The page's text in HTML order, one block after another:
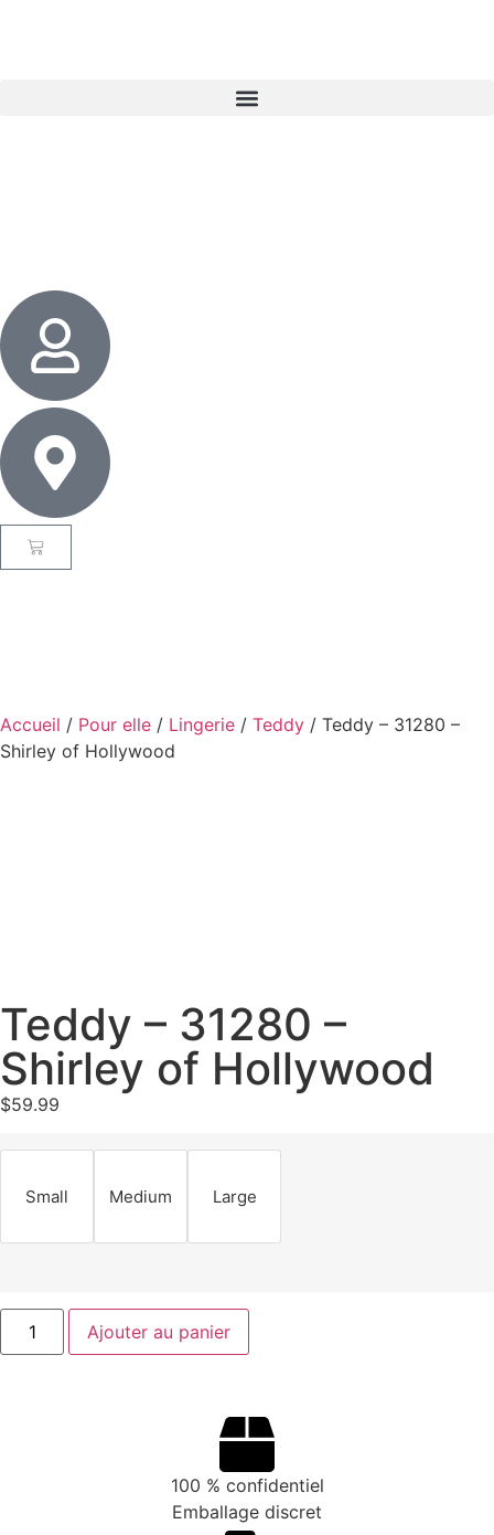
Accueil / Pour elle / Lingerie / Teddy / Teddy – 31280 –
Shirley of Hollywood
Teddy – 31280 –
Shirley of Hollywood
$59.99
Small Medium Large
Ajouter au panier
100 % confidentiel
Emballage discret